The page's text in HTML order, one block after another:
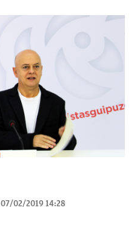
07/02/2019 14:28